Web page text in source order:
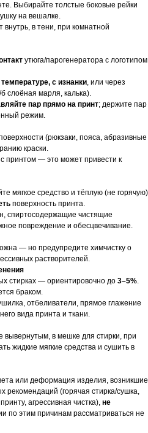
Выбирайте толстые боковые рейки
на вешалке.
в тени, при комнатной
утюга/парогенератора с логотипом
с изнанки, или через
слоёная марля, калька).
пар прямо на принт; держите пар
режим.
(рюкзаки, пояса, абразивные
краски.
с принтом — это может привести к
мягкое средство и тёплую (не горячую)
поверхность принта.
спиртосодержащие чистящие
повреждение и обесцвечивание.
— но предупредите химчистку о
растворителей.
стирках — ориентировочно до 3–5%.
браком.
отбеливатели, прямое глажение
вида принта и ткани.
вывернутым, в мешке для стирки, при
жидкие мягкие средства и сушить в
или деформация изделия, возникшие
рекомендаций (горячая стирка/сушка,
агрессивная чистка), не
по этим причинам рассматриваться не